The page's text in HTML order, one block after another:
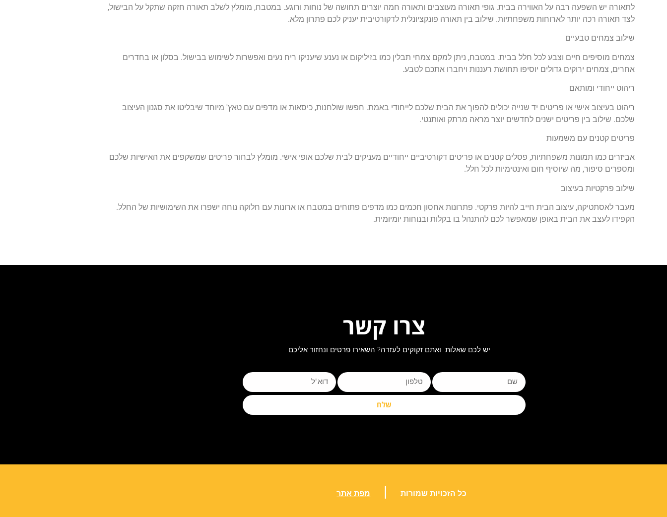
לתאורה יש השפעה רבה על האווירה בבית. גופי תאורה מעוצבים ותאורה חמה יוצרים תחושה של נוחות ורוגע. במטבח, מומלץ לשלב תאורה חזקה שתקל על הבישול,
לצד תאורה רכה יותר לארוחות משפחתיות. שילוב בין תאורה פונקציונלית לדקורטיבית יעניק לכם פתרון מלא.
שילוב צמחים טבעיים
צמחים מוסיפים חיים וצבע לכל חלל בבית. במטבח, ניתן למקם צמחי תבלין כמו בזיליקום או נענע שיעניקו ריח נעים ואפשרות לשימוש בבישול. בסלון או בחדרים
אחרים, צמחים ירוקים גדולים יוסיפו תחושת רעננות ויחברו אתכם לטבע.
ריהוט ייחודי ומותאם
ריהוט בעיצוב אישי או פריטים יד שנייה יכולים להפוך את הבית שלכם לייחודי באמת. חפשו שולחנות, כיסאות או מדפים עם טאץ' מיוחד שיבליטו את סגנון העיצוב
שלכם. שילוב בין פריטים ישנים לחדשים יוצר מראה מרתק ואותנטי.
פריטים קטנים עם משמעות
אביזרים כמו תמונות משפחתיות, פסלים קטנים או פריטים דקורטיביים ייחודיים מעניקים לבית שלכם אופי אישי. מומלץ לבחור פריטים שמשקפים את האישיות שלכם
ומספרים סיפור, מה שיוסיף חום ואינטימיות לכל חלל.
שילוב פרקטיות בעיצוב
מעבר לאסתטיקה, עיצוב הבית חייב להיות פרקטי. פתרונות אחסון חכמים כמו מדפים פתוחים במטבח או ארונות עם חלוקה נוחה ישפרו את השימושיות של החלל.
הקפידו לעצב את הבית באופן שמאפשר לכם להתנהל בו בקלות ובנוחות יומיומית.
צרו קשר
יש לכם שאלות ואתם זקוקים לעזרה? השאירו פרטים ונחזור אליכם
שלח
כל הזכויות שמורות | מפת אתר